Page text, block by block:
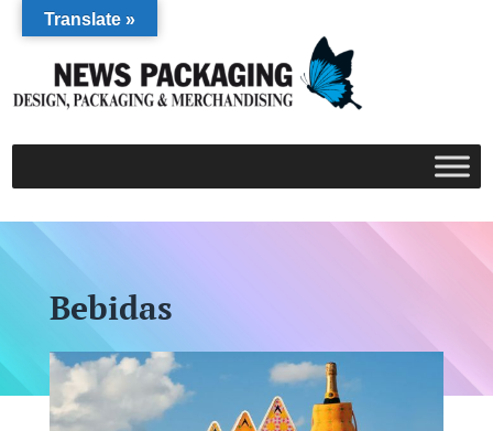
Bebidas
Translate »